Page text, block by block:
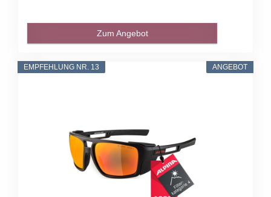
Zum Angebot
ANGEBOT
EMPFEHLUNG NR. 13